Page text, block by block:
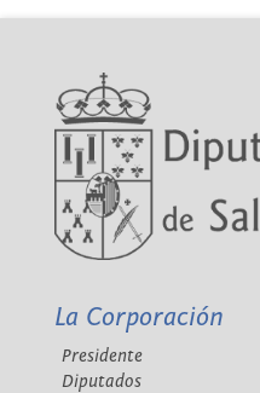
La Corporación
Presidente
Diputados